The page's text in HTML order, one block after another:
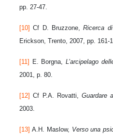
pp. 27-47.
[10] Cf D. Bruzzone,Ricerca
Erickson, Trento, 2007, pp. 161-
[11] E. Borgna,L’arcipelago
2001, p. 80.
[12] Cf P.A. Rovatti,Guardare
2003.
[13] A.H. Maslow, Verso una